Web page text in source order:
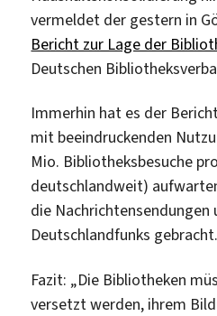
vermeldet der gestern in
Bericht zur Lage der
Deutschen
Immerhin hat es der
mit beeindruckenden
Mio. Bibliotheksbesuche
deutschlandweit)
die Nachrichtensendungen
Deutschlandfunks gebracht.
Fazit: „Die Bibliotheken
versetzt werden, ihrem